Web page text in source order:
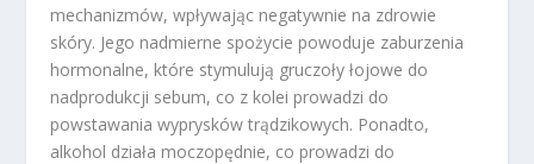
mechanizmów, wpływając negatywnie na zdrowie
skóry. Jego nadmierne spożycie powoduje zaburzenia
hormonalne, które stymulują gruczoły łojowe do
nadprodukcji sebum, co z kolei prowadzi do
powstawania wyprysków trądzikowych. Ponadto,
alkohol działa moczopędnie, co prowadzi do